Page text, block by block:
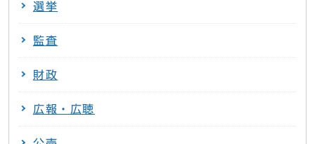
選挙
監査
財政
広報・広聴